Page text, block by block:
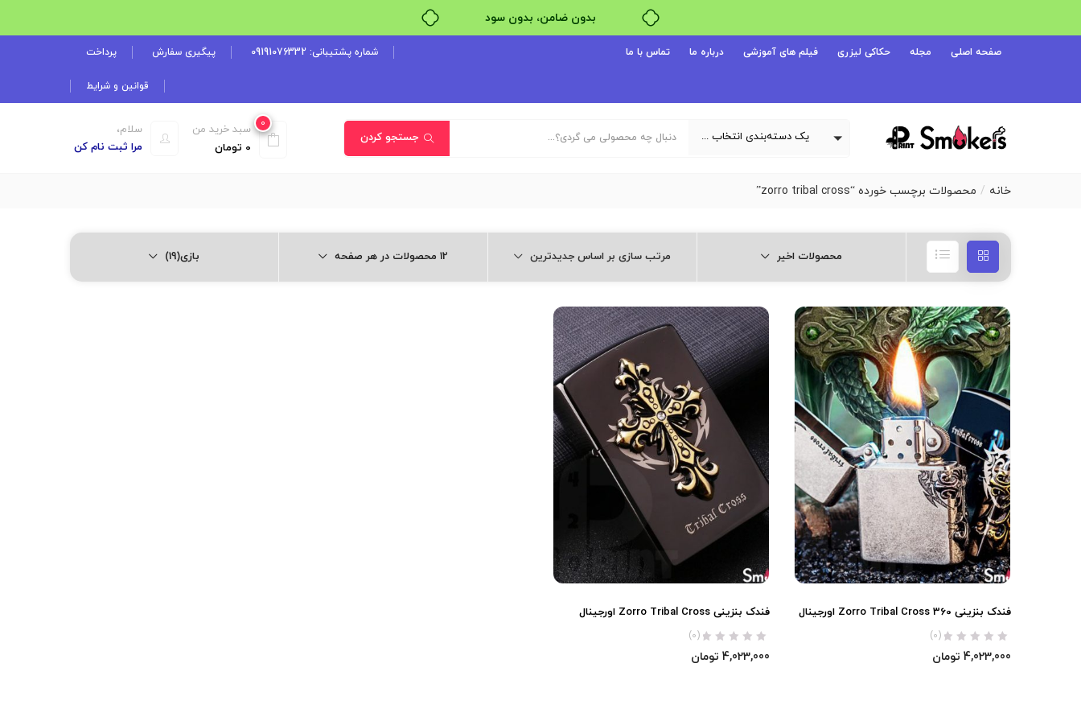
بدون ضامن، بدون سود
صفحه اصلی مجله حکاکی لیزری فیلم های آموزشی درباره ما تماس با ما شماره پشتیبانی: 09191076332 پیگیری سفارش پرداخت
قوانین و شرایط
یک دسته‌بندی انتخاب کنید جستجو کردن
سلام،
مرا ثبت نام کن
0
سبد خرید من
0 تومان
خانه محصولات برچسب خورده “zorro tribal cross”
محصولات اخیر مرتب سازی بر اساس جدیدترین 12 محصولات در هر صفحه بازی(19)
فندک بنزینی Zorro Tribal Cross 360 اورجینال
(0)
4,023,000 تومان
فندک بنزینی Zorro Tribal Cross اورجینال
(0)
4,023,000 تومان